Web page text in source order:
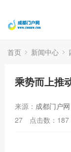
首页 新闻中心
乘势而上推
来源： 成都门户网
27
点击数： 187